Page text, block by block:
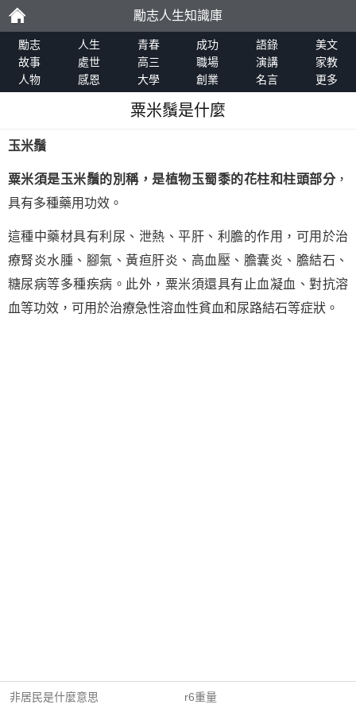
勵
志
勵志人生知識庫
勵志 人生 青春 成功 語錄
美文
故事
處世 高三 職場 演講
家教
人物
感恩 大學 創業 名言 更多
粟米鬚是什麼
玉米鬚
粟米須是玉米鬚的別稱，是植物玉蜀黍的花柱和柱頭部分，
具有多種藥用功效。
這種中藥材具有利尿、泄熱、平肝、利膽的作用，可用於治
療腎炎水腫、腳氣、黃疸肝炎、高血壓、膽囊炎、膽結石、
糖尿病等多種疾病。此外，粟米須還具有止血凝血、對抗溶
血等功效，可用於治療急性溶血性貧血和尿路結石等症狀。
非居民是什麼意思 r6重量